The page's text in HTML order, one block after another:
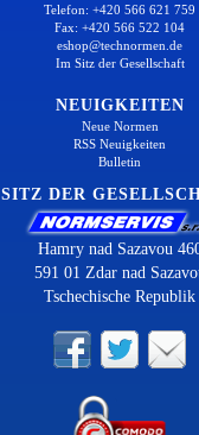
Telefon: +420 566 621 759
Fax: +420 566 522 104
eshop@technormen.de
Im Sitz der Gesellschaft
NEUIGKEITEN
Neue Normen
RSS Neuigkeiten
Bulletin
SITZ DER
Hamry nad Sazavou
591 01 Zdar nad
Tschechische Republik